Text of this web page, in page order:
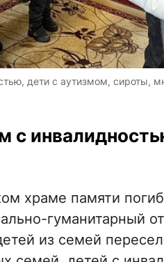
дети с аутизмом, сироты,
с
храме памяти
гуманитарный
из семей